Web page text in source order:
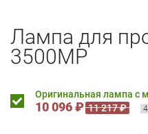
Лампа для
3500MP
Оригинальная лампа с
10 096 ₽ 11 217 ₽